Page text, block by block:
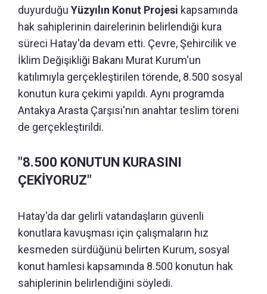
duyurduğu Yüzyılın Konut Projesi kapsamında
hak sahiplerinin dairelerinin belirlendiği kura
süreci Hatay'da devam etti. Çevre, Şehircilik ve
İklim Değişikliği Bakanı Murat Kurum'un
katılımıyla gerçekleştirilen törende, 8.500 sosyal
konutun kura çekimi yapıldı. Aynı programda
Antakya Arasta Çarşısı'nın anahtar teslim töreni
de gerçekleştirildi.
"8.500 KONUTUN KURASINI
ÇEKİYORUZ"
Hatay'da dar gelirli vatandaşların güvenli
konutlara kavuşması için çalışmaların hız
kesmeden sürdüğünü belirten Kurum, sosyal
konut hamlesi kapsamında 8.500 konutun hak
sahiplerinin belirlendiğini söyledi.